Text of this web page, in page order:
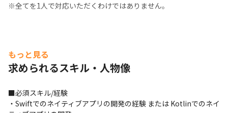
※全てを1人で対応いただくわけではありません。
もっと見る
求められるスキル・人物像
■必須スキル/経験
・Swiftでのネイティブアプリの開発の経験 または Kotlinでのネイ